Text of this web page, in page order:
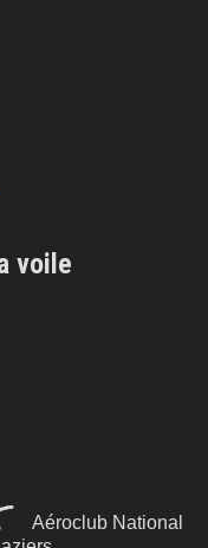
voile
Aéroclub National